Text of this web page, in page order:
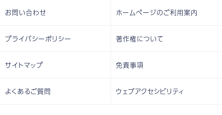
お問い合わせ ホームページのご利用案内
プライバシーポリシー 著作権について
サイトマップ 免責事項
よくあるご質問 ウェブアクセシビリティ